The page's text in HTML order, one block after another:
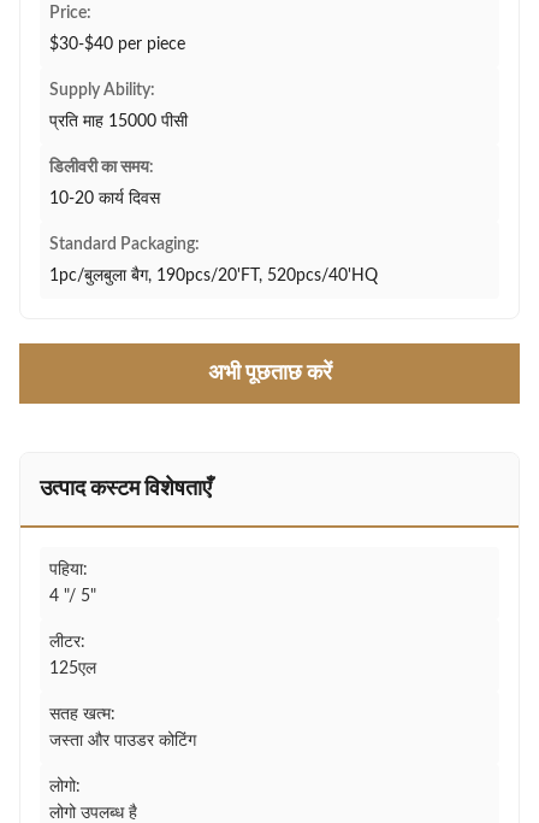
Price:
$30-$40 per piece
Supply Ability:
प्रति माह 15000 पीसी
डिलीवरी का समय:
10-20 कार्य दिवस
Standard Packaging:
1pc/बुलबुला बैग, 190pcs/20'FT, 520pcs/40'HQ
अभी पूछताछ करें
उत्पाद कस्टम विशेषताएँ
पहिया:
4 "/ 5"
लीटर:
125एल
सतह खत्म:
जस्ता और पाउडर कोटिंग
लोगो:
लोगो उपलब्ध है